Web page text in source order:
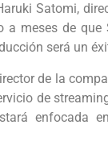
Satomi,
meses de
será un
de la
de
enfocada